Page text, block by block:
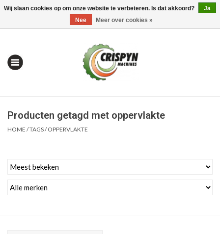
0 Artikelen - €0,00 Mijn account / Registreren
| Alles om te Meten |
Producten getagd met oppervlakte
HOME /TAGS/OPPERVLAKTE
Wij slaan cookies op om onze website te verbeteren. Is dat akkoord?
Ja
Nee
Meer over cookies »